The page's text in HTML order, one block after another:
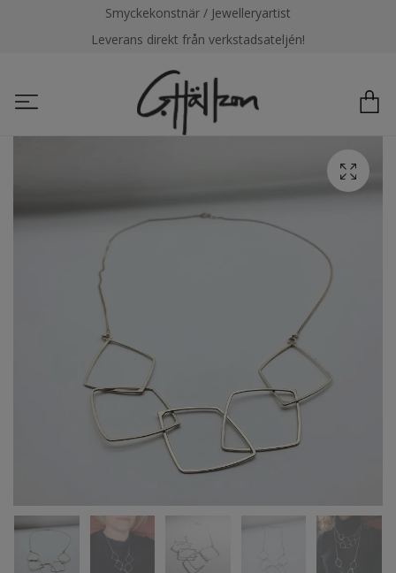
Smyckekonstnär / Jewelleryartist
Leverans direkt från verkstadsateljén!